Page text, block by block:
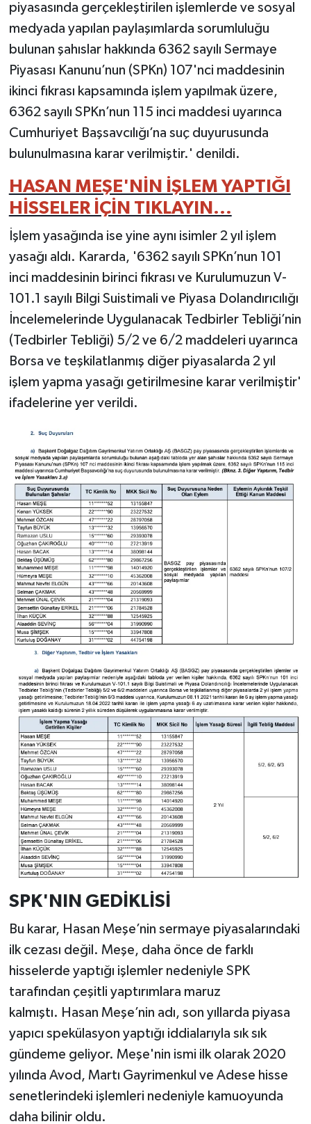
piyasasında gerçekleştirilen işlemlerde ve sosyal
medyada yapılan paylaşımlarda sorumluluğu
bulunan şahıslar hakkında 6362 sayılı Sermaye
Piyasası Kanunu’nun (SPKn) 107'nci maddesinin
ikinci fıkrası kapsamında işlem yapılmak üzere,
6362 sayılı SPKn’nun 115 inci maddesi uyarınca
Cumhuriyet Başsavcılığı’na suç duyurusunda
bulunulmasına karar verilmiştir.' denildi.
HASAN MEŞE'NİN İŞLEM YAPTIĞI
HİSSELER İÇİN TIKLAYIN...
İşlem yasağında ise yine aynı isimler 2 yıl işlem
yasağı aldı. Kararda, '6362 sayılı SPKn’nun 101
inci maddesinin birinci fıkrası ve Kurulumuzun V-
101.1 sayılı Bilgi Suistimali ve Piyasa Dolandırıcılığı
İncelemelerinde Uygulanacak Tedbirler Tebliği’nin
(Tedbirler Tebliği) 5/2 ve 6/2 maddeleri uyarınca
Borsa ve teşkilatlanmış diğer piyasalarda 2 yıl
işlem yapma yasağı getirilmesine karar verilmiştir'
ifadelerine yer verildi.
SPK'NIN GEDİKLİSİ
Bu karar, Hasan Meşe’nin sermaye piyasalarındaki
ilk cezası değil. Meşe, daha önce de farklı
hisselerde yaptığı işlemler nedeniyle SPK
tarafından çeşitli yaptırımlara maruz
kalmıştı. Hasan Meşe’nin adı, son yıllarda piyasa
yapıcı spekülasyon yaptığı iddialarıyla sık sık
gündeme geliyor. Meşe'nin ismi ilk olarak 2020
yılında Avod, Martı Gayrimenkul ve Adese hisse
senetlerindeki işlemleri nedeniyle kamuoyunda
daha bilinir oldu.